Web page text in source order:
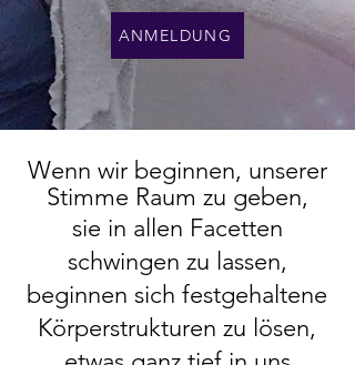
ANMELDUNG
Wenn wir beginnen, unserer
Stimme Raum zu geben,
sie in allen Facetten
schwingen zu lassen,
beginnen sich festgehaltene
Körperstrukturen zu lösen,